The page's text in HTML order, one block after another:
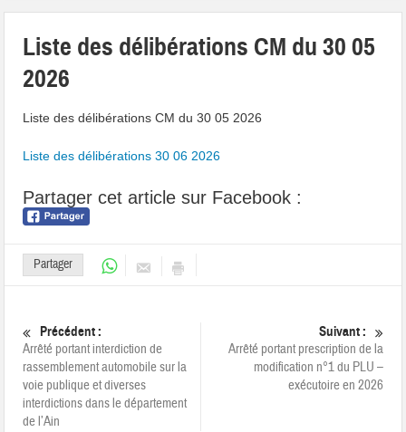
Liste des délibérations CM du 30 05
2026
Liste des délibérations CM du 30 05 2026
Liste des délibérations 30 06 2026
Partager cet article sur Facebook :
Partager
Précédent :
Arrêté portant interdiction de
rassemblement automobile sur la
voie publique et diverses
interdictions dans le département
de l’Ain
Suivant :
Arrêté portant prescription de la
modification n°1 du PLU –
exécutoire en 2026